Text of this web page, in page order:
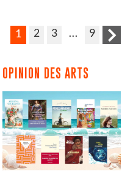
1 2 3 … 9
OPINION DES ARTS